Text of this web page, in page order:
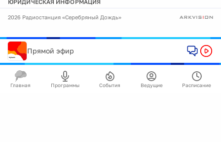
ЮРИДИЧЕСКАЯ ИНФОРМАЦИЯ
2026 Радиостанция «Серебряный Дождь»
Прямой эфир
Главная Программы События Ведущие Расписание